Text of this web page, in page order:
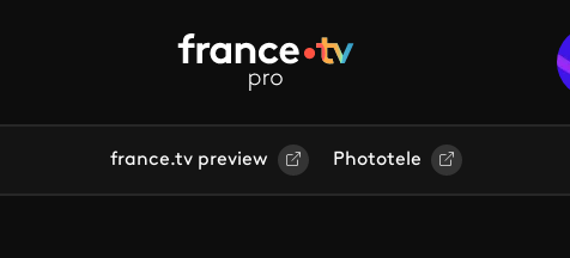
france.tv preview Phototele